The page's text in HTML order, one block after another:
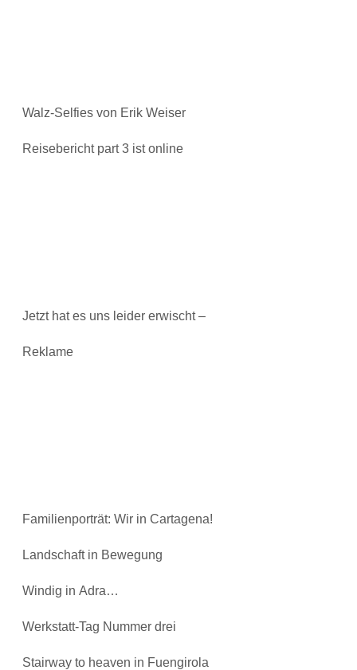
Walz-Selfies von Erik Weiser
Reisebericht part 3 ist online
Jetzt hat es uns leider erwischt –
Reklame
Familienporträt: Wir in Cartagena!
Landschaft in Bewegung
Windig in Adra…
Werkstatt-Tag Nummer drei
Stairway to heaven in Fuengirola